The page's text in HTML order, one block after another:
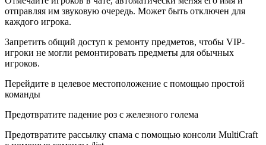
отправляя им звуковую очередь. Может быть отключен для
каждого игрока.
Запретить общий доступ к ремонту предметов, чтобы VIP-
игроки не могли ремонтировать предметы для обычных
игроков.
Перейдите в целевое местоположение с помощью простой
команды
Предотвратите падение роз с железного голема
Предотвратите рассылку спама с помощью консоли MultiCraft